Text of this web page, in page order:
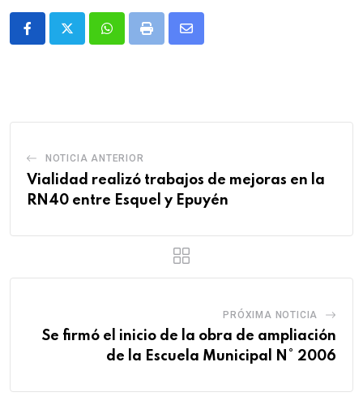
WhatsappPrint
Share
NOTICIA ANTERIOR
Vialidad realizó trabajos de mejoras en la
RN40 entre Esquel y Epuyén
PRÓXIMA NOTICIA
Se firmó el inicio de la obra de ampliación
de la Escuela Municipal N° 2006